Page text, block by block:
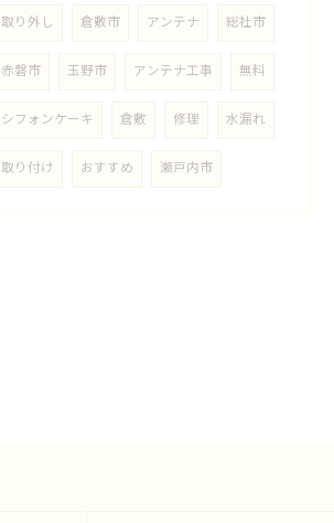
取り外し 倉敷市 アンテナ 総社市
赤磐市 玉野市 アンテナ工事 無料
シフォンケーキ 倉敷 修理 水漏れ
取り付け おすすめ 瀬戸内市